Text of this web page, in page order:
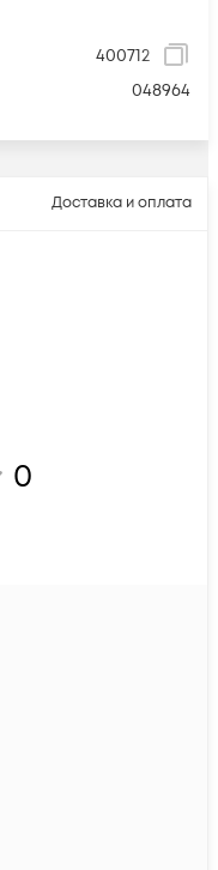
400712
048964
Доставка и оплата
0